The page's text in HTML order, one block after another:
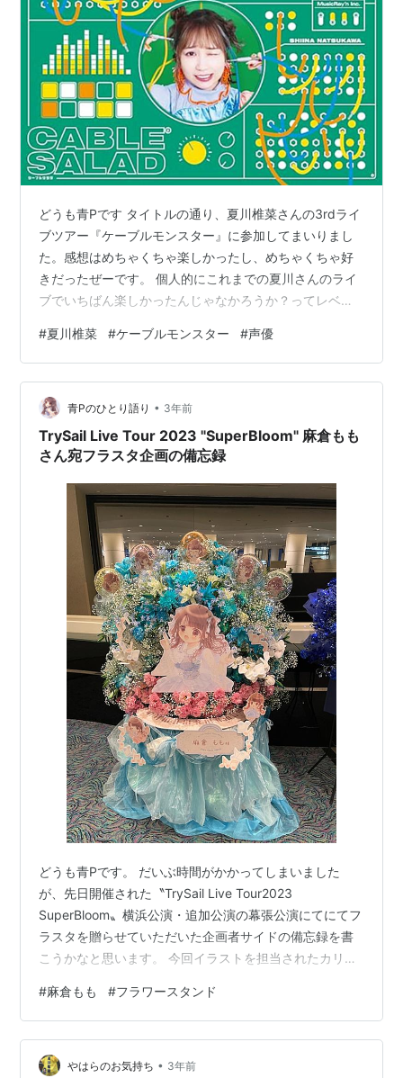
どうも青Pです タイトルの通り、夏川椎菜さんの3rdライ
ブツアー『ケーブルモンスター』に参加してまいりまし
た。感想はめちゃくちゃ楽しかったし、めちゃくちゃ好
きだったぜーです。 個人的にこれまでの夏川さんのライ
ブでいちばん楽しかったんじゃなかろうか？ってレベル
奈川公演もあってネタバレになっちゃうので、公演概要
とこのライブのキモとなるアルバムの宣伝、ナタリーの
記事を載せときます。 残念ながら千秋楽はソールドアウ
トなので、また映像化に期待しましょう trysail.jp
【Amazon.co.jp限定】ケーブルサラダ (完全生産限定盤)
(オリジナ…
#夏川椎菜 #ケーブルモンスター #声優
青Pのひとり語り • 3年前
TrySail Live Tour 2023 "SuperBloom" 麻倉もも
さん宛フラスタ企画の備忘録
どうも青Pです。 だいぶ時間がかかってしまいました
が、先日開催された〝TrySail Live Tour2023
SuperBloom〟横浜公演・追加公演の幕張公演にてにてフ
ラスタを贈らせていただいた企画者サイドの備忘録を書
こうかなと思います。 今回イラストを担当されたカリン
hikarinn0915.hatenablog.com イラスト関連の話はあま
り描かない予定なので、絵の制作過程はカリンさんサイ
ドを読んでいただければと思います。少し読みにくいか
と思いますが、横浜公演と幕張公演に分けてブログを書
#麻倉もも #フラワースタンド
やはらのお気持ち • 3年前